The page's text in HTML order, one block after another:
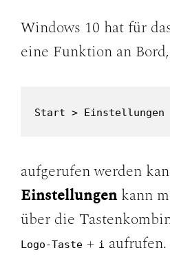
Windows 10 hat für
eine Funktion an
Start > Einstellungen
aufgerufen werden
Einstellungenkann
über die
Logo-Taste + i aufrufen.